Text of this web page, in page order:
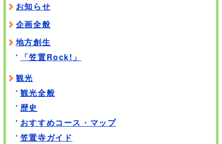
お知らせ
企画全般
地方創生
「笠置Rock!」
観光
観光全般
歴史
おすすめコース・マップ
笠置寺ガイド